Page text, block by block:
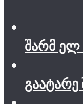
შარმ ელ
გაატარე